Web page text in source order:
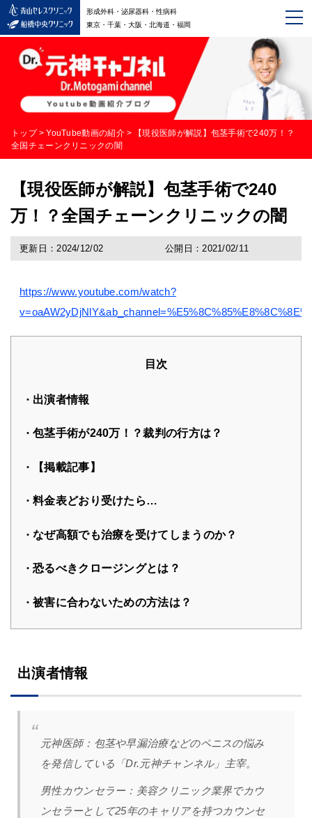
形成外科・泌尿器科・性病科
東京・千葉・大阪・北海道・福岡
トップ > YouTube動画の紹介 >
【現役医師が解説】包茎手術で240万！？
全国チェーンクリニックの闇
【現役医師が解説】包茎手術で240
万！？全国チェーンクリニックの闇
更新日：2024/12/02 公開日：2021/02/11
https://www.youtube.com/watch?
目次
出演者情報
包茎手術が240万！？裁判の行方は？
【掲載記事】
料金表どおり受けたら…
なぜ高額でも治療を受けてしまうのか？
恐るべきクロージングとは？
被害に合わないための方法は？
出演者情報
元神医師： 包茎や早漏治療などのペニスの悩み
を発信している「Dr.元神チャンネル」主宰。
男性カウンセラー： 美容クリニック業界でカウ
ンセラーとして25年のキャリアを持つカウンセ